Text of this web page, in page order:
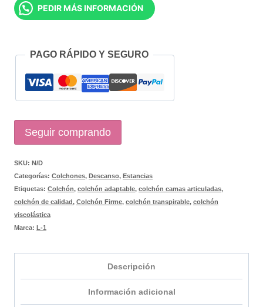
PEDIR MÁS INFORMACIÓN
PAGO RÁPIDO Y SEGURO
Seguir comprando
SKU: N/D
Categorías: Colchones, Descanso, Estancias
Etiquetas: Colchón, colchón adaptable, colchón camas articuladas,
colchón de calidad, Colchón Firme, colchón transpirable, colchón
viscolástica
Marca: L-1
Descripción
Información adicional